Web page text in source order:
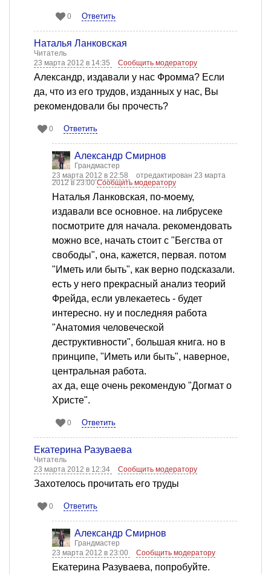
0 Ответить
Наталья Ланковская
Читатель
23 марта 2012 в 14:35
Сообщить модератору
Александр, издавали у нас Фромма? Если
да, что из его трудов, изданных у нас, Вы
рекомендовали бы прочесть?
0 Ответить
Александр Смирнов
Грандмастер
23 марта 2012 в 22:58
отредактирован 23 марта
2012 в 23:00Сообщить модератору
Наталья Ланковская, по-моему,
издавали все основное. на либрусеке
посмотрите для начала. рекомендовать
можно все, начать стоит с "Бегства от
свободы", она, кажется, первая. потом
"Иметь или быть", как верно подсказали.
есть у него прекрасный анализ теорий
Фрейда, если увлекаетесь - будет
интересно. ну и последняя работа
"Анатомия человеческой
деструктивности", большая книга. но в
принципе, "Иметь или быть", наверное,
центральная работа.
ах да, еще очень рекомендую "Догмат о
Христе".
0 Ответить
Екатерина Разуваева
Читатель
23 марта 2012 в 12:34
Сообщить модератору
Захотелось прочитать его труды
0 Ответить
Александр Смирнов
Грандмастер
23 марта 2012 в 23:00
Сообщить модератору
Екатерина Разуваева, попробуйте.